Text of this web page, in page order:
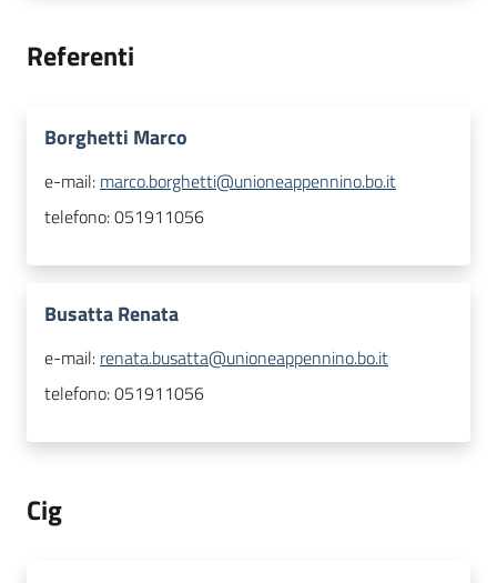
Referenti
Borghetti Marco
e-mail: marco.borghetti@unioneappennino.bo.it
telefono:051911056
Busatta Renata
e-mail: renata.busatta@unioneappennino.bo.it
telefono:051911056
Cig